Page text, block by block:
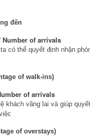
đến
of arrivals
có thể quyết định nhận
of walk-ins)
of arrivals
khách vãng lai và giúp
of overstays)